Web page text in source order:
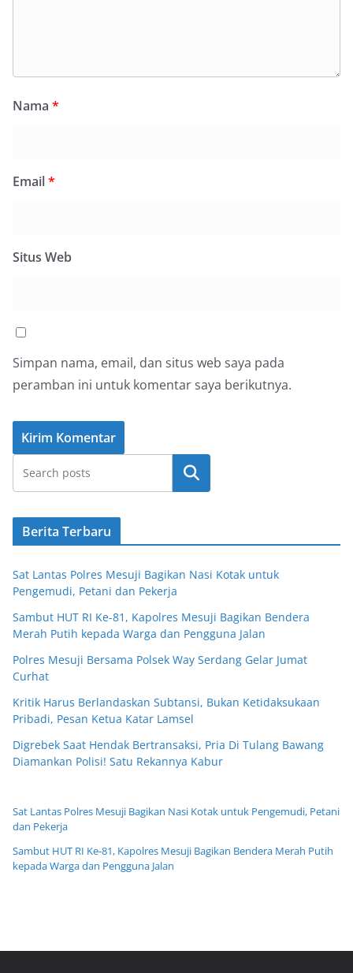
Nama *
Email*
Situs Web
Simpan nama, email, dan situs web saya pada
peramban ini untuk komentar saya berikutnya.
Cari
Berita Terbaru
Sat Lantas Polres Mesuji Bagikan Nasi Kotak untuk
Pengemudi, Petani dan Pekerja
Sambut HUT RI Ke-81, Kapolres Mesuji Bagikan Bendera
Merah Putih kepada Warga dan Pengguna Jalan
Polres Mesuji Bersama Polsek Way Serdang Gelar Jumat
Curhat
Kritik Harus Berlandaskan Subtansi, Bukan Ketidaksukaan
Pribadi, Pesan Ketua Katar Lamsel
Digrebek Saat Hendak Bertransaksi, Pria Di Tulang Bawang
Diamankan Polisi! Satu Rekannya Kabur
Sat Lantas Polres Mesuji Bagikan Nasi Kotak untuk Pengemudi, Petani
dan Pekerja
Sambut HUT RI Ke-81, Kapolres Mesuji Bagikan Bendera Merah Putih
kepada Warga dan Pengguna Jalan